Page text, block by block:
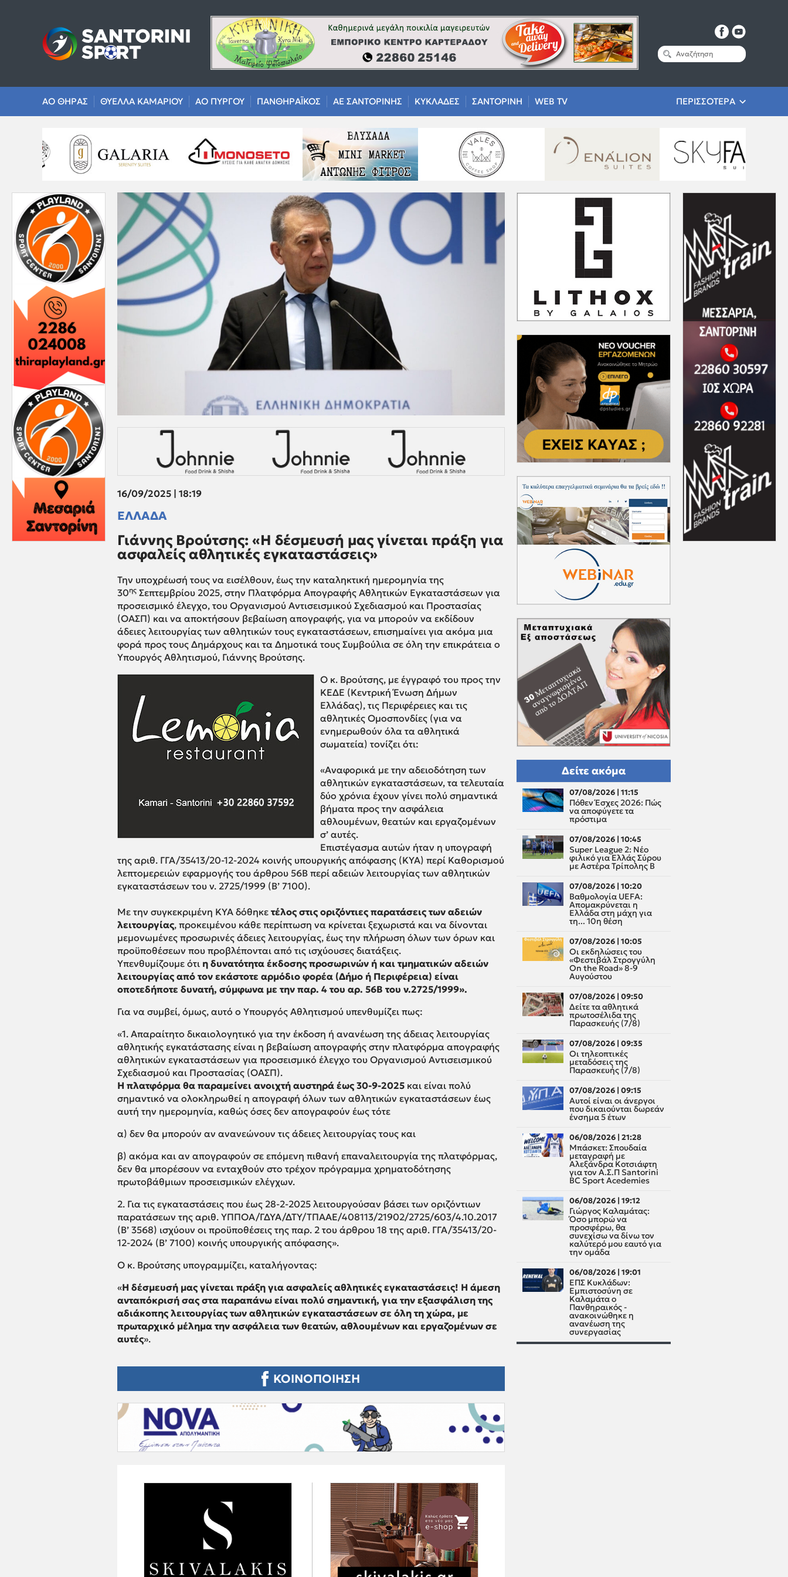
ΑΟ ΘΗΡΑΣ ΘΥΕΛΛΑ ΚΑΜΑΡΙΟΥ ΑΟ ΠΥΡΓΟΥ ΠΑΝΘΗΡΑΪΚΟΣ ΑΕ ΣΑΝΤΟΡΙΝΗΣ ΚΥΚΛΑΔΕΣ ΣΑΝΤΟΡΙΝΗ WEB TV ΠΕΡΙΣΣΟΤΕΡΑ
16/09/2025 | 18:19
ΕΛΛΑΔΑ
Γιάννης Βρούτσης: «Η δέσμευσή μας γίνεται πράξη για
ασφαλείς αθλητικές εγκαταστάσεις»
Την υποχρέωσή τους να εισέλθουν, έως την καταληκτική ημερομηνία της
30ης Σεπτεμβρίου 2025, στην Πλατφόρμα Απογραφής Αθλητικών Εγκαταστάσεων για
προσεισμικό έλεγχο, του Οργανισμού Αντισεισμικού Σχεδιασμού και Προστασίας
(ΟΑΣΠ) και να αποκτήσουν βεβαίωση απογραφής, για να μπορούν να εκδίδουν
άδειες λειτουργίας των αθλητικών τους εγκαταστάσεων, επισημαίνει για ακόμα μια
φορά προς τους Δημάρχους και τα Δημοτικά τους Συμβούλια σε όλη την επικράτεια ο
Υπουργός Αθλητισμού, Γιάννης Βρούτσης.
Ο κ. Βρούτσης, με έγγραφό του προς την
ΚΕΔΕ (Κεντρική Ένωση Δήμων
Ελλάδας), τις Περιφέρειες και τις
αθλητικές Ομοσπονδίες (για να
ενημερωθούν όλα τα αθλητικά
σωματεία) τονίζει ότι:
«Αναφορικά με την αδειοδότηση των
αθλητικών εγκαταστάσεων, τα τελευταία
δύο χρόνια έχουν γίνει πολύ σημαντικά
βήματα προς την ασφάλεια
αθλουμένων, θεατών και εργαζομένων
σ’ αυτές.
Επιστέγασμα αυτών ήταν η υπογραφή
της αριθ. ΓΓΑ/35413/20-12-2024 κοινής υπουργικής απόφασης (ΚΥΑ) περί Καθορισμού
λεπτομερειών εφαρμογής του άρθρου 56Β περί αδειών λειτουργίας των αθλητικών
εγκαταστάσεων του ν. 2725/1999 (Β’ 7100).
Με την συγκεκριμένη ΚΥΑ δόθηκε τέλος στις οριζόντιες παρατάσεις των αδειών
λειτουργίας, προκειμένου κάθε περίπτωση να κρίνεται ξεχωριστά και να δίνονται
μεμονωμένες προσωρινές άδειες λειτουργίας, έως την πλήρωση όλων των όρων και
προϋποθέσεων που προβλέπονται από τις ισχύουσες διατάξεις.
Υπενθυμίζουμε ότι η δυνατότητα έκδοσης προσωρινών ή και τμηματικών αδειών
λειτουργίας από τον εκάστοτε αρμόδιο φορέα (Δήμο ή Περιφέρεια) είναι
οποτεδήποτε δυνατή, σύμφωνα με την παρ. 4 του αρ. 56Β του ν.2725/1999».
Για να συμβεί, όμως, αυτό ο Υπουργός Αθλητισμού υπενθυμίζει πως:
«1. Απαραίτητο δικαιολογητικό για την έκδοση ή ανανέωση της άδειας λειτουργίας
αθλητικής εγκατάστασης είναι η βεβαίωση απογραφής στην πλατφόρμα απογραφής
αθλητικών εγκαταστάσεων για προσεισμικό έλεγχο του Οργανισμού Αντισεισμικού
Σχεδιασμού και Προστασίας (ΟΑΣΠ).
Η πλατφόρμα θα παραμείνει ανοιχτή αυστηρά έως 30-9-2025 και είναι πολύ
σημαντικό να ολοκληρωθεί η απογραφή όλων των αθλητικών εγκαταστάσεων έως
αυτή την ημερομηνία, καθώς όσες δεν απογραφούν έως τότε
α) δεν θα μπορούν αν ανανεώνουν τις άδειες λειτουργίας τους και
β) ακόμα και αν απογραφούν σε επόμενη πιθανή επαναλειτουργία της πλατφόρμας,
δεν θα μπορέσουν να ενταχθούν στο τρέχον πρόγραμμα χρηματοδότησης
πρωτοβάθμιων προσεισμικών ελέγχων.
2. Για τις εγκαταστάσεις που έως 28-2-2025 λειτουργούσαν βάσει των οριζόντιων
παρατάσεων της αριθ. ΥΠΠΟΑ/ΓΔΥΑ/ΔΤΥ/ΤΠΑΑΕ/408113/21902/2725/603/4.10.2017
(Β’ 3568) ισχύουν οι προϋποθέσεις της παρ. 2 του άρθρου 18 της αριθ. ΓΓΑ/35413/20-
12-2024 (Β’ 7100) κοινής υπουργικής απόφασης».
Ο κ. Βρούτσης υπογραμμίζει, καταλήγοντας:
«Η δέσμευσή μας γίνεται πράξη για ασφαλείς αθλητικές εγκαταστάσεις! Η άμεση
ανταπόκρισή σας στα παραπάνω είναι πολύ σημαντική, για την εξασφάλιση της
αδιάκοπης λειτουργίας των αθλητικών εγκαταστάσεων σε όλη τη χώρα, με
πρωταρχικό μέλημα την ασφάλεια των θεατών, αθλουμένων και εργαζομένων σε
αυτές».
ΚΟΙΝΟΠΟΙΗΣΗ
Δείτε ακόμα
07/08/2026 | 11:15
Πόθεν Έσχες 2026: Πώς
να αποφύγετε τα
πρόστιμα
07/08/2026 | 10:45
Super League 2: Νέο
φιλικό για Ελλάς Σύρου
με Αστέρα Τρίπολης Β
07/08/2026 | 10:20
Βαθμολογία UEFA:
Απομακρύνεται η
Ελλάδα στη μάχη για
τη... 10η θέση
07/08/2026 | 10:05
Οι εκδηλώσεις του
«Φεστιβάλ Στρογγύλη
On the Road» 8-9
Αυγούστου
07/08/2026 | 09:50
Δείτε τα αθλητικά
πρωτοσέλιδα της
Παρασκευής (7/8)
07/08/2026 | 09:35
Οι τηλεοπτικές
μεταδόσεις της
Παρασκευής (7/8)
07/08/2026 | 09:15
Αυτοί είναι οι άνεργοι
που δικαιούνται δωρεάν
ένσημα 5 έτων
06/08/2026 | 21:28
Μπάσκετ: Σπουδαία
μεταγραφή με
Αλεξάνδρα Κοτσιάφτη
για τον A.Σ.Π Santorini
BC Sport Acedemies
06/08/2026 | 19:12
Γιώργος Καλαμάτας:
Όσο μπορώ να
προσφέρω, θα
συνεχίσω να δίνω τον
καλύτερό μου εαυτό για
την ομάδα
06/08/2026 | 19:01
ΕΠΣ Κυκλάδων:
Εμπιστοσύνη σε
Καλαμάτα ο
Πανθηραικός -
ανακοινώθηκε η
ανανέωση της
συνεργασίας